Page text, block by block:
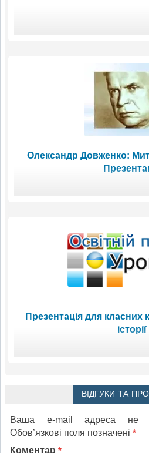
Олександр Довженко:
Презентація для класних
історії
ВІДГУКИ ТА
Ваша e-mail адреса не
Обов’язкові поля позначені *
Коментар *